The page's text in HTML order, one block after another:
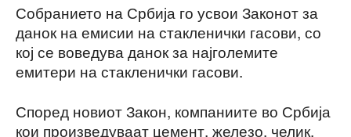
Собранието на Србија го усвои Законот за
данок на емисии на стакленички гасови, со
кој се воведува данок за најголемите
емитери на стакленички гасови.
Според новиот Закон, компаниите во Србија
кои произведуваат цемент, железо, челик,